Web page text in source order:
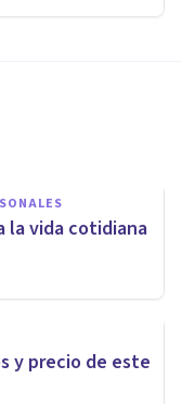
la vida cotidiana
y precio de este